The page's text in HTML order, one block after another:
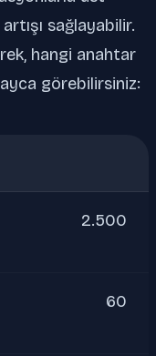
sağlayabilir.
hangi anahtar
görebilirsiniz:
2.500
60